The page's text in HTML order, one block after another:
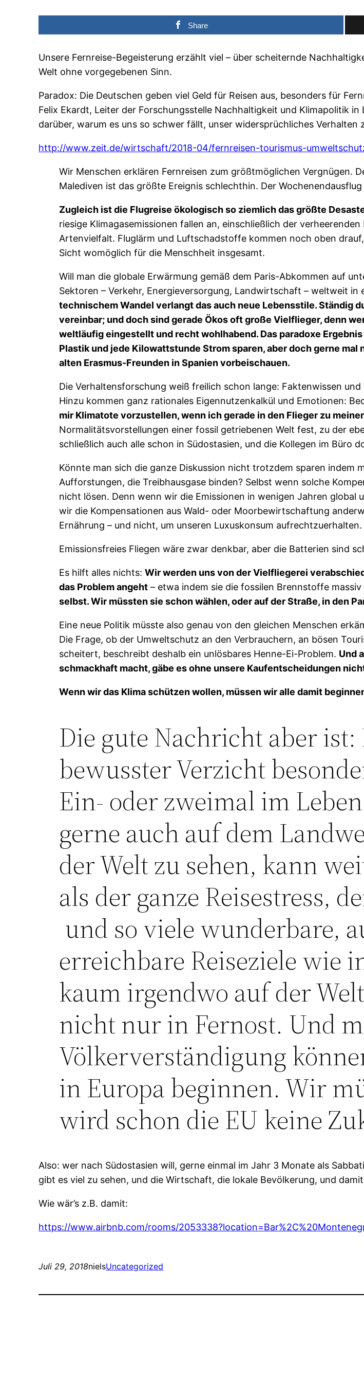
Share
Unsere Fernreise-Begeisterung erzählt viel – über scheiternde
Welt ohne vorgegebenen Sinn.
Paradox: Die Deutschen geben viel Geld für Reisen aus, besonders für
Felix Ekardt, Leiter der Forschungsstelle Nachhaltigkeit und Klimapolitik
darüber, warum es uns so schwer fällt, unser widersprüchliches
http://www.zeit.de/wirtschaft/2018-04/fernreisen-tourismus-
Wir Menschen erklären Fernreisen zum größtmöglichen Vergnügen.
Malediven ist das größte Ereignis schlechthin. Der
Zugleich ist die Flugreise ökologisch so ziemlich das größte
riesige Klimagasemissionen fallen an, einschließlich der
Artenvielfalt. Fluglärm und Luftschadstoffe kommen noch oben
Sicht womöglich für die Menschheit insgesamt.
Will man die globale Erwärmung gemäß dem Paris-Abkommen auf
Sektoren – Verkehr, Energieversorgung, Landwirtschaft – weltweit in
technischem Wandel verlangt das auch neue Lebensstile.
vereinbar; und doch sind gerade Ökos oft große Vielflieger, denn
weltläufig eingestellt und recht wohlhabend. Das paradoxe
Plastik und jede Kilowattstunde Strom sparen, aber doch gerne
alten Erasmus-Freunden in Spanien vorbeischauen.
Die Verhaltensforschung weiß freilich schon lange: Faktenwissen
Hinzu kommen ganz rationales Eigennutzenkalkül und Emotionen:
mir Klimatote vorzustellen, wenn ich gerade in den Flieger zu
Normalitätsvorstellungen einer fossil getriebenen Welt fest, zu der
schließlich auch alle schon in Südostasien, und die Kollegen im Büro
Könnte man sich die ganze Diskussion nicht trotzdem sparen indem
Aufforstungen, die Treibhausgase binden? Selbst wenn solche
nicht lösen. Denn wenn wir die Emissionen in wenigen Jahren
wir die Kompensationen aus Wald- oder Moorbewirtschaftung
Ernährung – und nicht, um unseren Luxuskonsum aufrechtzuerhalten.
Emissionsfreies Fliegen wäre zwar denkbar, aber die Batterien sind
Es hilft alles nichts:Wir werden uns von der Vielfliegerei
das Problem angeht – etwa indem sie die fossilen Brennstoffe
selbst. Wir müssten sie schon wählen, oder auf der Straße, in den
Eine neue Politik müsste also genau von den gleichen Menschen
Die Frage, ob der Umweltschutz an den Verbrauchern, an bösen
scheitert, beschreibt deshalb ein unlösbares Henne-Ei-Problem. Und
schmackhaft macht, gäbe es ohne unsere Kaufentscheidungen
Wenn wir das Klima schützen wollen, müssen wir alle damit
Die gute Nachricht aber
bewusster Verzicht
Ein- oder zweimal im
gerne auch auf dem
der Welt zu sehen, kann
als der ganze Reisestress,
und so viele wunderbare,
erreichbare Reiseziele wie
kaum irgendwo auf der
nicht nur in Fernost. Und
Völkerverständigung
in Europa beginnen. Wir
wird schon die EU keine
Also: wer nach Südostasien will, gerne einmal im Jahr 3 Monate als
gibt es viel zu sehen, und die Wirtschaft, die lokale Bevölkerung, und
Wie wär’s z.B. damit:
https://www.airbnb.com/rooms/
Juli 29, 2018nielsUncategorized